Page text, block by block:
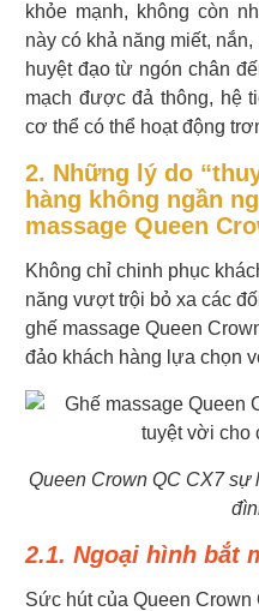
khỏe mạnh, không còn
này có khả năng miết,
huyệt đạo từ ngón chân
mạch được đả thông, hệ
cơ thể có thể hoạt động
2. Những lý do
hàng không ngần
massage Queen
Không chỉ chinh phục
năng vượt trội bỏ xa các
ghế massage Queen
đảo khách hàng lựa chọn
Queen Crown QC CX7 sự
2.1. Ngoại hình bắt
Sức hút của Queen